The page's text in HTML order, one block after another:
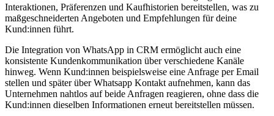
Interaktionen, Präferenzen und Kaufhistorien bereitstellen, was zu
maßgeschneiderten Angeboten und Empfehlungen für deine
Kund:innen führt.
Die Integration von WhatsApp in CRM ermöglicht auch eine
konsistente Kundenkommunikation über verschiedene Kanäle
hinweg. Wenn Kund:innen beispielsweise eine Anfrage per Email
stellen und später über Whatsapp Kontakt aufnehmen, kann das
Unternehmen nahtlos auf beide Anfragen reagieren, ohne dass die
Kund:innen dieselben Informationen erneut bereitstellen müssen.